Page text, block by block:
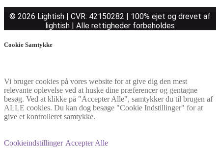
© 2026 Lightish | CVR: 42150282 | 100% ejet og drevet af
lightish | Alle rettigheder forbeholdes
Cookie Samtykke
Vi bruger cookies på vores website for at give dig den mest
relevante oplevelse ved at huske dine præferencer og gentagne
besøg. Ved at klikke på "Accepter Alle", samtykker du til brugen af
ALLE cookies. Du kan dog besøge "Cookie Indstillinger" for at
give et kontrolleret samtykke.
Cookieindstillinger Accepter Alle